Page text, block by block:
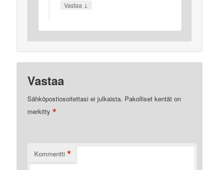
Vastaa ↓
Vastaa
Sähköpostiosoitettasi ei julkaista. Pakolliset kentät on
merkitty*
Kommentti *